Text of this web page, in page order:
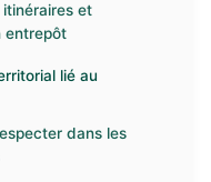
et
entrepôt
lié au
dans les